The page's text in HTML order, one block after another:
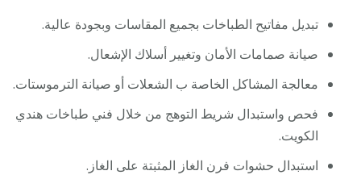
تبديل مفاتيح الطباخات بجميع المقاسات وبجودة عالية.
صيانة صمامات الأمان وتغيير أسلاك الإشعال.
معالجة المشاكل الخاصة ب الشعلات أو صيانة الترموستات.
فحص واستبدال شريط التوهج من خلال فني طباخات هندي
الكويت.
استبدال حشوات فرن الغاز المثبتة على الغاز.